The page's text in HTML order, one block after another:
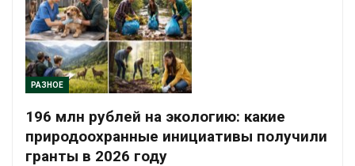
РАЗНОЕ
196 млн рублей на экологию: какие
природоохранные инициативы получили
гранты в 2026 году